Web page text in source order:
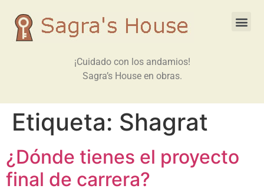
¡Cuidado con los andamios!
Sagra’s House en obras.
Etiqueta: Shagrat
¿Dónde tienes el proyecto
final de carrera?